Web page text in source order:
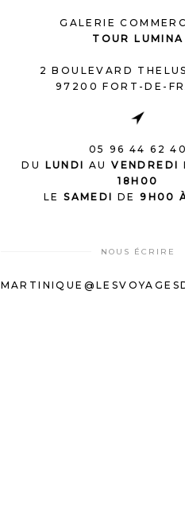
GALERIE
TOUR LUMINA
2 BOULEVARD
97200 FORT-DE-
05 96 44 62 40
DU
LUNDI AUVENDREDI
18H00
LE SAMEDI DE9H00
NOUS ÉCRIRE